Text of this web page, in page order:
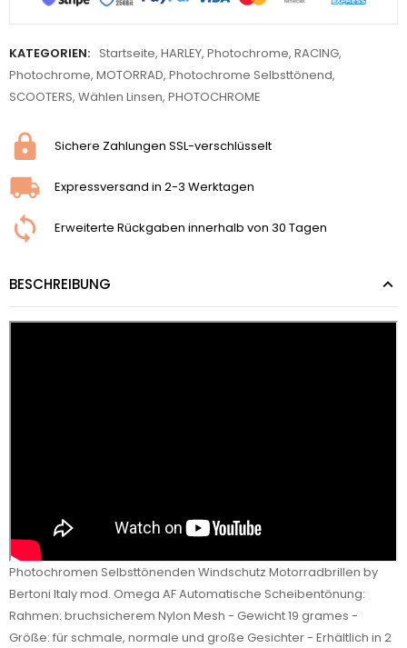
KATEGORIEN: Startseite, HARLEY, Photochrome, RACING,
Photochrome, MOTORRAD, Photochrome Selbsttönend,
SCOOTERS, Wählen Linsen, PHOTOCHROME
Sichere Zahlungen SSL-verschlüsselt
Expressversand in 2-3 Werktagen
Erweiterte Rückgaben innerhalb von 30 Tagen
BESCHREIBUNG
Photochromen Selbsttönenden Windschutz Motorradbrillen by
Bertoni Italy mod. Omega AF Automatische Scheibentönung:
Rahmen: bruchsicherem Nylon Mesh - Gewicht 19 grames -
Größe: für schmale, normale und große Gesichter - Erhältlich in 2